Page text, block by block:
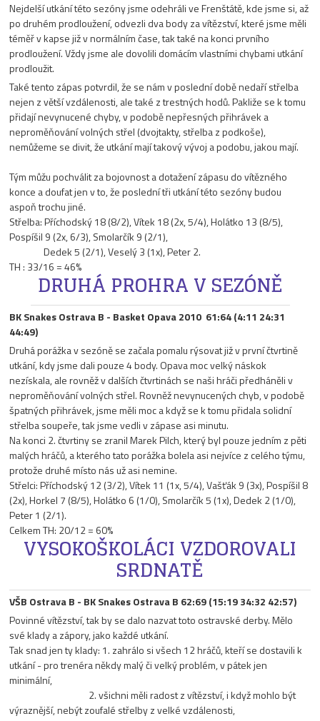
Nejdelší utkání této sezóny jsme odehráli ve Frenštátě, kde jsme si, až
po druhém prodloužení, odvezli dva body za vítězství, které jsme měli
téměř v kapse již v normálním čase, tak také na konci prvního
prodloužení. Vždy jsme ale dovolili domácím vlastními chybami utkání
prodloužit.
Také tento zápas potvrdil, že se nám v poslední době nedaří střelba
nejen z větší vzdálenosti, ale také z trestných hodů. Pakliže se k tomu
přidají nevynucené chyby, v podobě nepřesných přihrávek a
neproměňování volných střel (dvojtakty, střelba z podkoše),
nemůžeme se divit, že utkání mají takový vývoj a podobu, jakou mají.
Tým můžu pochválit za bojovnost a dotažení zápasu do vítězného
konce a doufat jen v to, že poslední tři utkání této sezóny budou
aspoň trochu jiné.
Střelba: Příchodský 18 (8/2), Vítek 18 (2x, 5/4), Holátko 13 (8/5),
Pospíšil 9 (2x, 6/3), Smolarčík 9 (2/1),
Dedek 5 (2/1), Veselý 3 (1x), Peter 2.
TH : 33/16 = 46%
DRUHÁ PROHRA V SEZÓNĚ
BK Snakes Ostrava B - Basket Opava 2010 61:64 (4:11 24:31
44:49)
Druhá porážka v sezóně se začala pomalu rýsovat již v první čtvrtině
utkání, kdy jsme dali pouze 4 body. Opava moc velký náskok
nezískala, ale rovněž v dalších čtvrtinách se naši hráči předháněli v
neproměňování volných střel. Rovněž nevynucených chyb, v podobě
špatných přihrávek, jsme měli moc a když se k tomu přidala solidní
střelba soupeře, tak jsme vedli v zápase asi minutu.
Na konci 2. čtvrtiny se zranil Marek Pilch, který byl pouze jedním z pěti
malých hráčů, a kterého tato porážka bolela asi nejvíce z celého týmu,
protože druhé místo nás už asi nemine.
Střelci: Příchodský 12 (3/2), Vítek 11 (1x, 5/4), Vašťák 9 (3x), Pospíšil 8
(2x), Horkel 7 (8/5), Holátko 6 (1/0), Smolarčík 5 (1x), Dedek 2 (1/0),
Peter 1 (2/1).
Celkem TH: 20/12 = 60%
VYSOKOŠKOLÁCI VZDOROVALI
SRDNATĚ
VŠB Ostrava B - BK Snakes Ostrava B 62:69 (15:19 34:32 42:57)
Povinné vítězství, tak by se dalo nazvat toto ostravské derby. Mělo
své klady a zápory, jako každé utkání.
Tak snad jen ty klady: 1. zahrálo si všech 12 hráčů, kteří se dostavili k
utkání - pro trenéra někdy malý či velký problém, v pátek jen
minimální,
2. všichni měli radost z vítězství, i když mohlo být
výraznější, nebýt zoufalé střelby z velké vzdálenosti,